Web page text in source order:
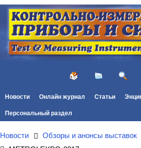
Новости Онлайн журнал Статьи
Персональный раздел
Новости
Обзоры и анонсы выставок